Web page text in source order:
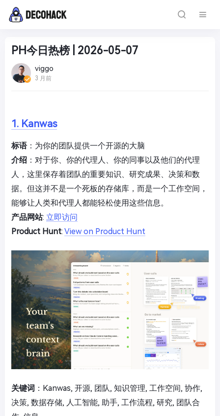
PH今日热榜 | 2026-05-07
viggo
3 月前
1. Kanwas
标语：为你的团队提供一个开源的大脑
介绍 ：对于你、你的代理人、你的同事以及他们的代理
人，这里保存着团队的重要知识、研究成果、决策和数
据。但这并不是一个死板的存储库，而是一个工作空间，
能够让人类和代理人都能轻松使用这些信息。
产品网站: 立即访问
Product Hunt: View on Product Hunt
关键词 ：Kanwas, 开源, 团队, 知识管理, 工作空间, 协作,
决策, 数据存储, 人工智能, 助手, 工作流程, 研究, 团队合